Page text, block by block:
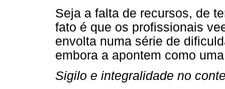
Seja a falta de recursos, de
fato é que os profissionais
envolta numa série de
embora a apontem como
Sigilo e integralidade no